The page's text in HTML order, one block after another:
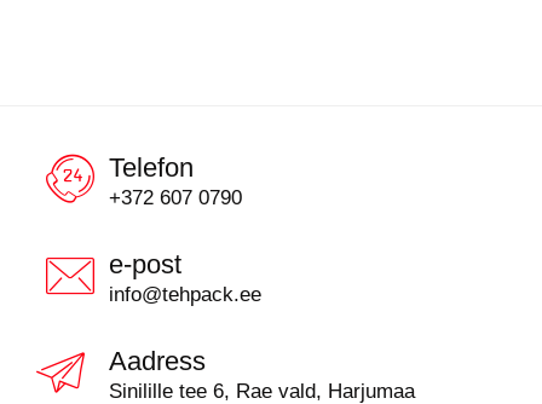
Telefon
+372 607 0790
e-post
info@tehpack.ee
Aadress
Sinilille tee 6, Rae vald, Harjumaa